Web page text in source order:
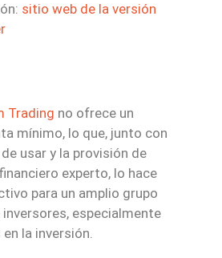
sitio web de la versión
Trading no ofrece un
mínimo, lo que, junto con
usar y la provisión de
experto, lo hace
para un amplio grupo
especialmente
la inversión.